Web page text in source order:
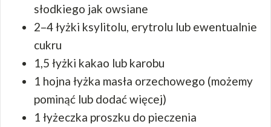
słodkiego jak owsiane
2–4 łyżki ksylitolu, erytrolu lub ewentualnie
cukru
1,5 łyżki kakao lub karobu
1 hojna łyżka masła orzechowego (możemy
pominąć lub dodać więcej)
1 łyżeczka proszku do pieczenia